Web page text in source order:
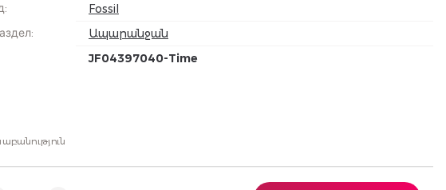
:
Fossil
:
Ապարանջան
JF04397040-Time